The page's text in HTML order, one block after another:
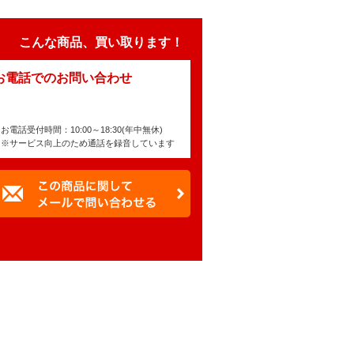
こんな商品、買い取ります！
電話でのお問い合わせ
お電話受付時間：10:00～18:30(年中無休)
※サービス向上のため通話を録音しています